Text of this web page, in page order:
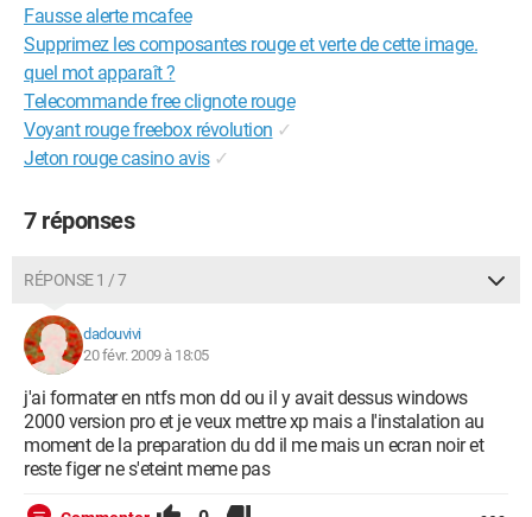
Fausse alerte mcafee
Supprimez les composantes rouge et verte de cette image.
quel mot apparaît ?
Telecommande free clignote rouge
Voyant rouge freebox révolution ✓
Jeton rouge casino avis ✓
7 réponses
RÉPONSE 1 / 7
dadouvivi
20 févr. 2009 à 18:05
j'ai formater en ntfs mon dd ou il y avait dessus windows
2000 version pro et je veux mettre xp mais a l'instalation au
moment de la preparation du dd il me mais un ecran noir et
reste figer ne s'eteint meme pas